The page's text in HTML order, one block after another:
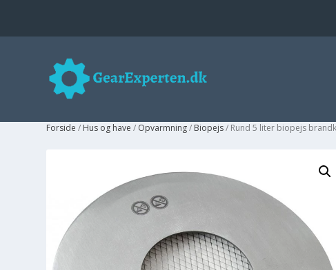
Forside / Hus og have / Opvarmning/ Biopejs/ Rund 5 liter biopejs